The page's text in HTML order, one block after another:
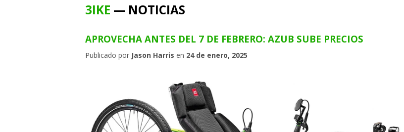
3IKE — NOTICIAS
APROVECHA ANTES DEL 7 DE FEBRERO: AZUB SUBE PRECIOS
Publicado por Jason Harris en 24 de enero, 2025